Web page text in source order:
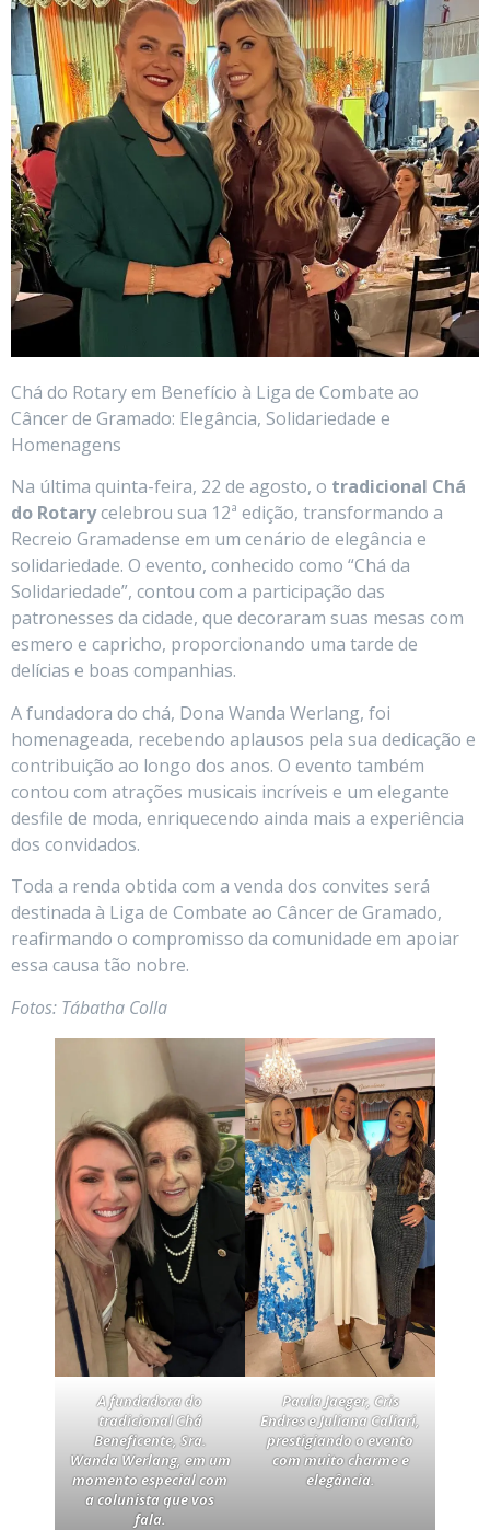
Chá do Rotary em Benefício à Liga de Combate ao
Câncer de Gramado: Elegância, Solidariedade e
Homenagens
Na última quinta-feira, 22 de agosto, o tradicional Chá
do Rotarycelebrou sua 12ª edição, transformando a
Recreio Gramadense em um cenário de elegância e
solidariedade. O evento, conhecido como “Chá da
Solidariedade”, contou com a participação das
patronesses da cidade, que decoraram suas mesas com
esmero e capricho, proporcionando uma tarde de
delícias e boas companhias.
A fundadora do chá, Dona Wanda Werlang, foi
homenageada, recebendo aplausos pela sua dedicação e
contribuição ao longo dos anos. O evento também
contou com atrações musicais incríveis e um elegante
desfile de moda, enriquecendo ainda mais a experiência
dos convidados.
Toda a renda obtida com a venda dos convites será
destinada à Liga de Combate ao Câncer de Gramado,
reafirmando o compromisso da comunidade em apoiar
essa causa tão nobre.
Fotos: Tábatha Colla
A fundadora do
tradicional Chá
Beneficente, Sra.
Wanda Werlang, em um
momento especial com
a colunista que vos
fala.
Paula Jaeger, Cris
Endres e Juliana Caliari,
prestigiando o evento
com muito charme e
elegância.